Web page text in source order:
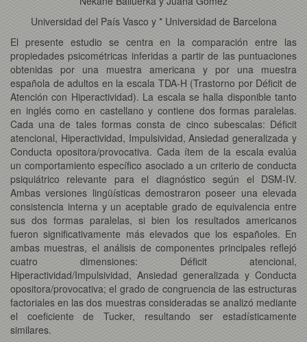
Universidad del País Vasco y * Universidad de Barcelona
El presente estudio se centra en la comparación entre las
propiedades psicométricas inferidas a partir de las puntuaciones
obtenidas por una muestra americana y por una muestra
española de adultos en la escala TDA-H (Trastorno por Déficit de
Atención con Hiperactividad). La escala se halla disponible tanto
en inglés como en castellano y contiene dos formas paralelas.
Cada una de tales formas consta de cinco subescalas: Déficit
atencional, Hiperactividad, Impulsividad, Ansiedad generalizada y
Conducta opositora/provocativa. Cada ítem de la escala evalúa
un comportamiento específico asociado a un criterio de conducta
psiquiátrico relevante para el diagnóstico según el DSM-IV.
Ambas versiones lingüísticas demostraron poseer una elevada
consistencia interna y un aceptable grado de equivalencia entre
sus dos formas paralelas, si bien los resultados americanos
fueron significativamente más elevados que los españoles. En
ambas muestras, el análisis de componentes principales reflejó
cuatro dimensiones: Déficit atencional,
Hiperactividad/Impulsividad, Ansiedad generalizada y Conducta
opositora/provocativa; el grado de congruencia de las estructuras
factoriales en las dos muestras consideradas se analizó mediante
el coeficiente de Tucker, resultando ser estadísticamente
similares.